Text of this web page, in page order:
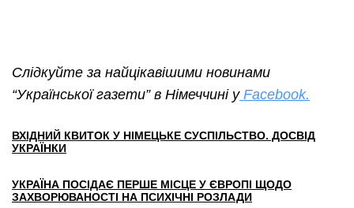
Слідкуйте за найцікавішими новинами
“Української газети” в Німеччині уFacebook.
ВХІДНИЙ КВИТОК У НІМЕЦЬКЕ СУСПІЛЬСТВО. ДОСВІД
УКРАЇНКИ
УКРАЇНА ПОСІДАЄ ПЕРШЕ МІСЦЕ У ЄВРОПІ ЩОДО
ЗАХВОРЮВАНОСТІ НА ПСИХІЧНІ РОЗЛАДИ